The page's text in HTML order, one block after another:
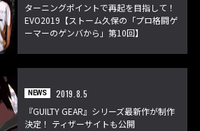
ターニングポイントで再起を目指して！
EVO2019【ストーム久保の「プロ格闘ゲ
ーマーのゲンバから」第10回】
NEWS
2019.8.5
『GUILTY GEAR』シリーズ最新作が制作
決定！ ティザーサイトも公開